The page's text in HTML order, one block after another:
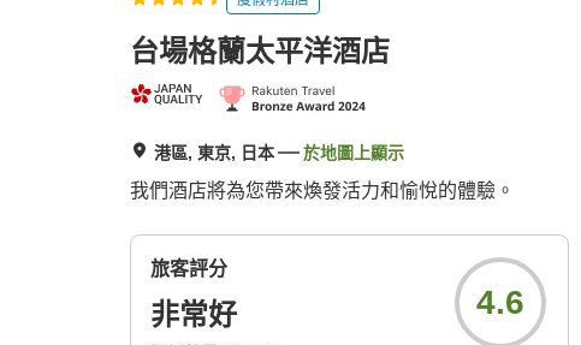
台場格蘭太平洋酒店
港區, 東京, 日本 於地圖上顯示
我們酒店將為您帶來煥發活力和愉悅的體驗。
旅客評分
非常好 4.6